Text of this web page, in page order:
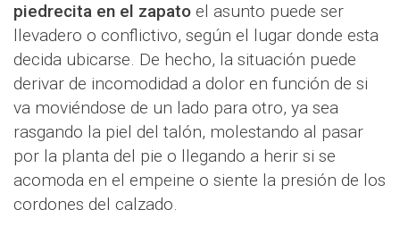
piedrecita en el zapato el asunto puede ser
llevadero o conflictivo, según el lugar donde esta
decida ubicarse. De hecho, la situación puede
derivar de incomodidad a dolor en función de si
va moviéndose de un lado para otro, ya sea
rasgando la piel del talón, molestando al pasar
por la planta del pie o llegando a herir si se
acomoda en el empeine o siente la presión de los
cordones del calzado.